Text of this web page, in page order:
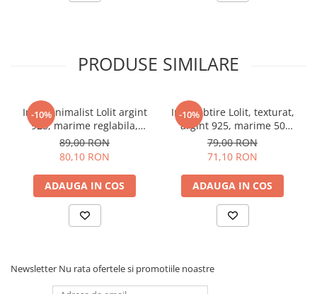
PRODUSE SIMILARE
-10%
Inel minimalist Lolit argint
925, marime reglabila,
grosime 1.5mm
89,00 RON
80,10 RON
ADAUGA IN COS
-10%
Inel subtire Lolit, texturat,
argint 925, marime 50
(15.92mm)
79,00 RON
71,10 RON
ADAUGA IN COS
Newsletter Nu rata ofertele si promotiile noastre